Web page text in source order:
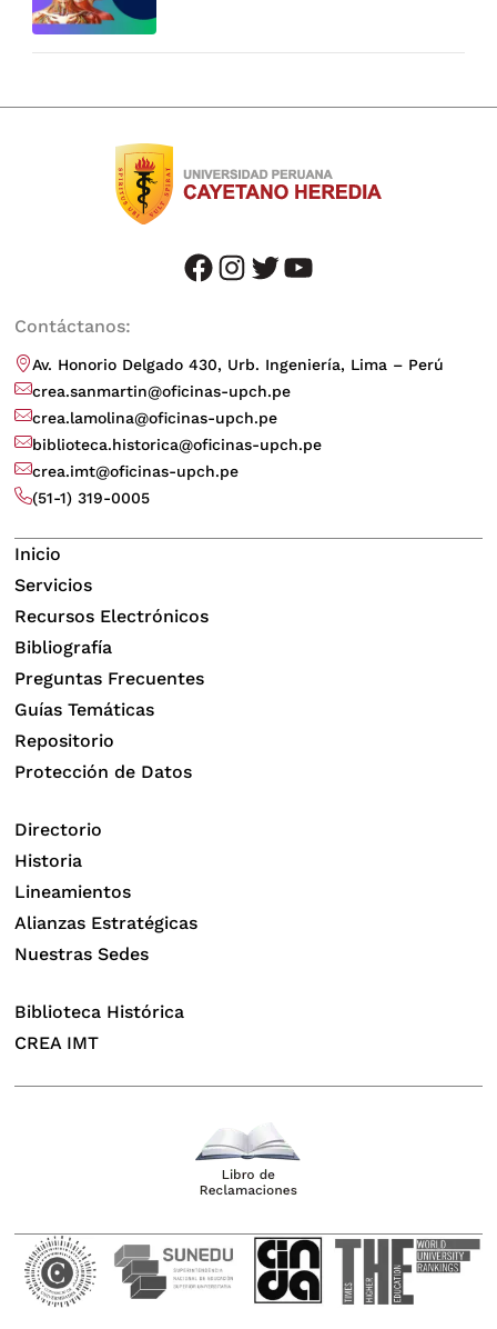
facebook instagram twitter youtube
Contáctanos:
Av. Honorio Delgado 430, Urb. Ingeniería, Lima – Perú
crea.sanmartin@oficinas-upch.pe
crea.lamolina@oficinas-upch.pe
biblioteca.historica@oficinas-upch.pe
crea.imt@oficinas-upch.pe
(51-1) 319-0005
Inicio
Servicios
Recursos Electrónicos
Bibliografía
Preguntas Frecuentes
Guías Temáticas
Repositorio
Protección de Datos
Directorio
Historia
Lineamientos
Alianzas Estratégicas
Nuestras Sedes
Biblioteca Histórica
CREA IMT